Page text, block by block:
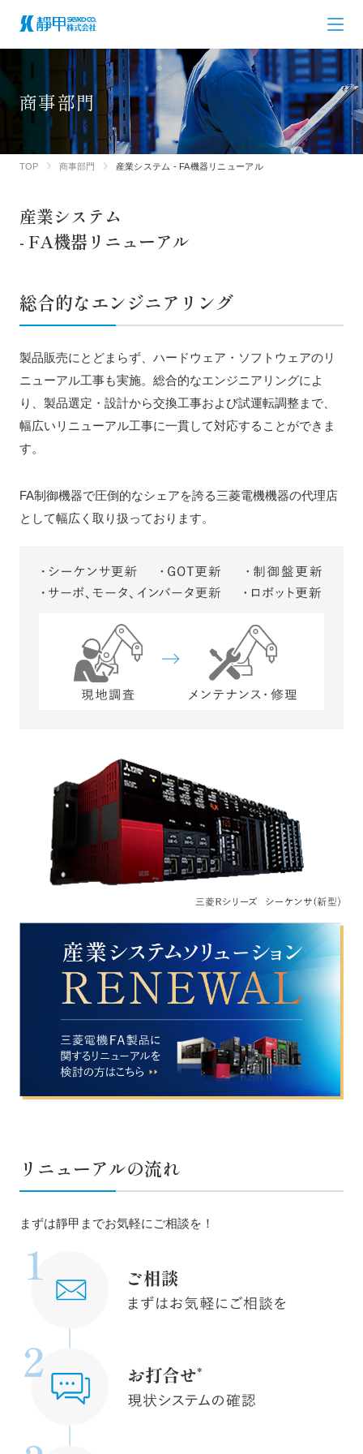
商事部門
TOP 商事部門 産業システム - FA機器リニューアル
産業システム
- FA機器リニューアル
総合的なエンジニアリング
製品販売にとどまらず、ハードウェア・ソフトウェアのリ
ニューアル工事も実施。総合的なエンジニアリングによ
り、製品選定・設計から交換工事および試運転調整まで、
幅広いリニューアル工事に一貫して対応することができま
す。
FA制御機器で圧倒的なシェアを誇る三菱電機機器の代理店
として幅広く取り扱っております。
リニューアルの流れ
まずは靜甲までお気軽にご相談を！